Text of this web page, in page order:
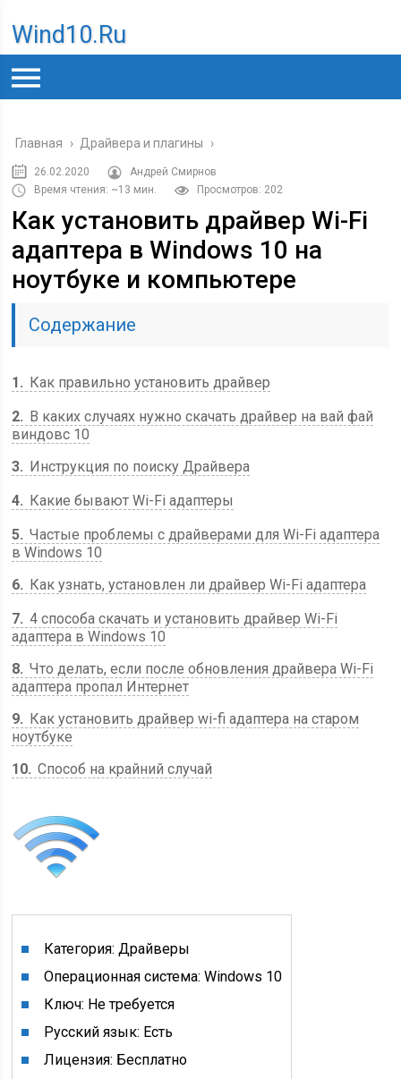
Wind10.ru
Главная › Драйвера и плагины ›
26.02.2020
Андрей Смирнов
Время чтения: ~13 мин.
Просмотров: 202
Как установить драйвер Wi-Fi
адаптера в Windows 10 на
ноутбуке и компьютере
Содержание
1
Как правильно установить драйвер
2
В каких случаях нужно скачать драйвер на вай фай
виндовс 10
3
Инструкция по поиску Драйвера
4
Какие бывают Wi-Fi адаптеры
5 Частые проблемы с драйверами для Wi-Fi адаптера
в Windows 10
6
Как узнать, установлен ли драйвер Wi-Fi адаптера
7 4 способа скачать и установить драйвер Wi-Fi
адаптера в Windows 10
8 Что делать, если после обновления драйвера Wi-Fi
адаптера пропал Интернет
9
Как установить драйвер wi-fi адаптера на старом
ноутбуке
10 Способ на крайний случай
Категория: Драйверы
Операционная система: Windows 10
Ключ: Не требуется
Русский язык: Есть
Лицензия: Бесплатно